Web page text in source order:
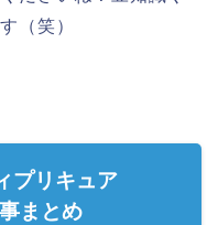
（笑）
プリキュア
まとめ